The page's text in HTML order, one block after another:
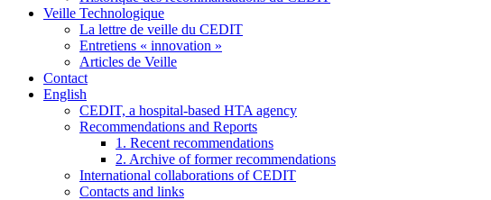
Veille Technologique
La lettre de veille du CEDIT
Entretiens « innovation »
Articles de Veille
Contact
English
CEDIT, a hospital-based HTA agency
Recommendations and Reports
1. Recent recommendations
2. Archive of former recommendations
International collaborations of CEDIT
Contacts and links